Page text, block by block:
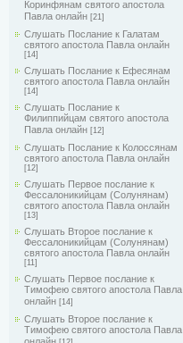
Коринфянам святого апостола
Павла онлайн [21]
Слушать Послание к Галатам
святого апостола Павла онлайн
[14]
Слушать Послание к Ефесянам
святого апостола Павла онлайн
[14]
Слушать Послание к
Филиппийцам святого апостола
Павла онлайн [12]
Слушать Послание к Колоссянам
святого апостола Павла онлайн
[12]
Слушать Первое послание к
Фессалоникийцам (Солунянам)
святого апостола Павла онлайн
[13]
Слушать Второе послание к
Фессалоникийцам (Солунянам)
святого апостола Павла онлайн
[11]
Слушать Первое послание к
Тимофею святого апостола Павла
онлайн [14]
Слушать Второе послание к
Тимофею святого апостола Павла